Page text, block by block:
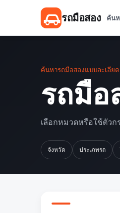
รถมือสอง ค้น
ค้นหารถมือสองแบบละเอียด
รถมือ
เลือกหมวดหรือใช้ตัว
จังหวัด ประเภทรถ